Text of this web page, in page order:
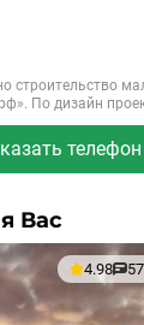
строительство
По дизайн
телефон
Вас
4.98 57